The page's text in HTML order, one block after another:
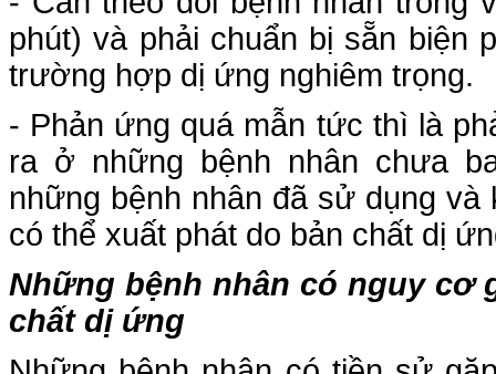
phút) và phải chuẩn bị sẵn biện
trường hợp dị ứng nghiêm trọng.
- Phản ứng quá mẫn tức thì là
ra ở những bệnh nhân chưa
những bệnh nhân đã sử dụng
có thể xuất phát do bản chất dị
Những bệnh nhân có nguy cơ
chất dị ứng